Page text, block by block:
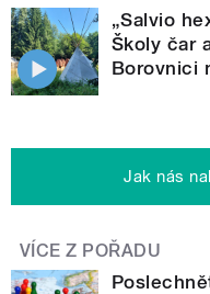
„Salvio
Školy čar
Borovnici
Jak nás
VÍCE Z POŘADU